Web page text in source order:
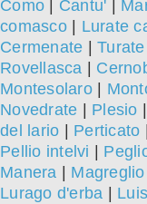
Como Cantu'
comasco| Lurate
Cermenate
Turate
Rovellasca
Montesolaro|
Novedrate
Plesio
del lario
Perticato
Pellio intelvi
Manera
Magreglio
Lurago d'erba